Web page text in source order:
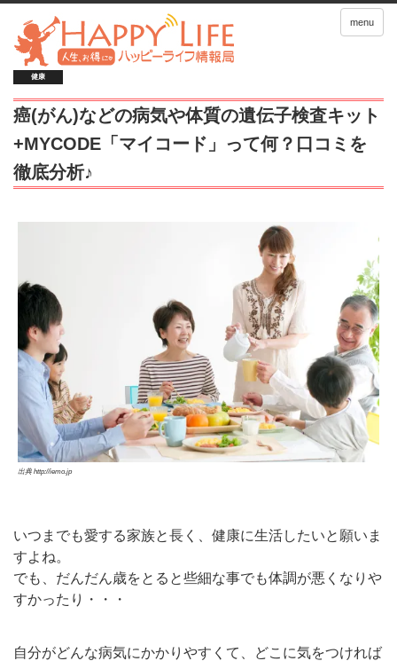
menu
健康
癌(がん)などの病気や体質の遺伝子検査キット
+MYCODE「マイコード」って何？口コミを
徹底分析♪
出典 http://iemo.jp
いつまでも愛する家族と長く、健康に生活したいと願いま
すよね。
でも、だんだん歳をとると些細な事でも体調が悪くなりや
すかったり・・・
自分がどんな病気にかかりやすくて、どこに気をつければ